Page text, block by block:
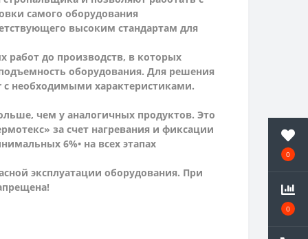
0
0
самого оборудования
высоким стандартам для
до производств, в которых
оборудования. Для решения
с необходимыми характеристиками.
чем у аналогичных продуктов. Это
за счет нагревания и фиксации
6%• на всех этапах
эксплуатации оборудования. При